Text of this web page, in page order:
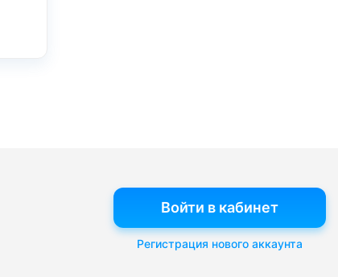
Войти в кабинет
Регистрация нового аккаунта